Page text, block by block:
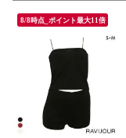
8/8時点_ポイント最大11倍